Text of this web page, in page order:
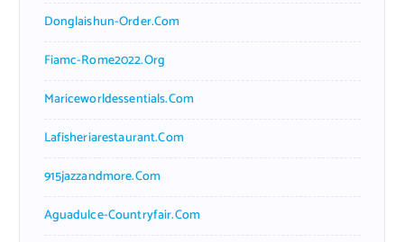
Donglaishun-Order.com
Fiamc-Rome2022.org
Mariceworldessentials.com
Lafisheriarestaurant.com
915jazzandmore.com
Aguadulce-Countryfair.com